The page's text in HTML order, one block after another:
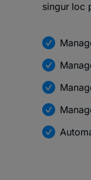
singur loc